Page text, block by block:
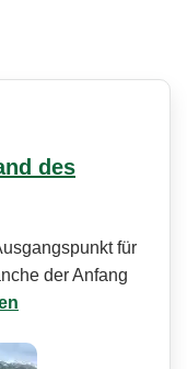
des
für
der Anfang